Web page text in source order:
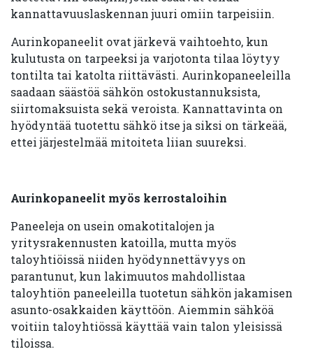
kannattavuuslaskennan juuri omiin tarpeisiin.
Aurinkopaneelit ovat järkevä vaihtoehto, kun
kulutusta on tarpeeksi ja varjotonta tilaa löytyy
tontilta tai katolta riittävästi. Aurinkopaneeleilla
saadaan säästöä sähkön ostokustannuksista,
siirtomaksuista sekä veroista. Kannattavinta on
hyödyntää tuotettu sähkö itse ja siksi on tärkeää,
ettei järjestelmää mitoiteta liian suureksi.
Aurinkopaneelit myös kerrostaloihin
Paneeleja on usein omakotitalojen ja
yritysrakennusten katoilla, mutta myös
taloyhtiöissä niiden hyödynnettävyys on
parantunut, kun lakimuutos mahdollistaa
taloyhtiön paneeleilla tuotetun sähkön jakamisen
asunto-osakkaiden käyttöön. Aiemmin sähköä
voitiin taloyhtiössä käyttää vain talon yleisissä
tiloissa.